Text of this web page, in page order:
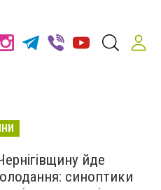
йде
синоптики